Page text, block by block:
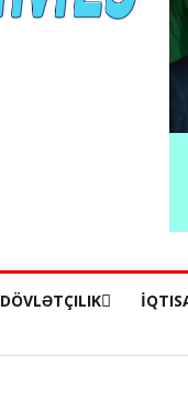
DÖVLƏTÇILIK